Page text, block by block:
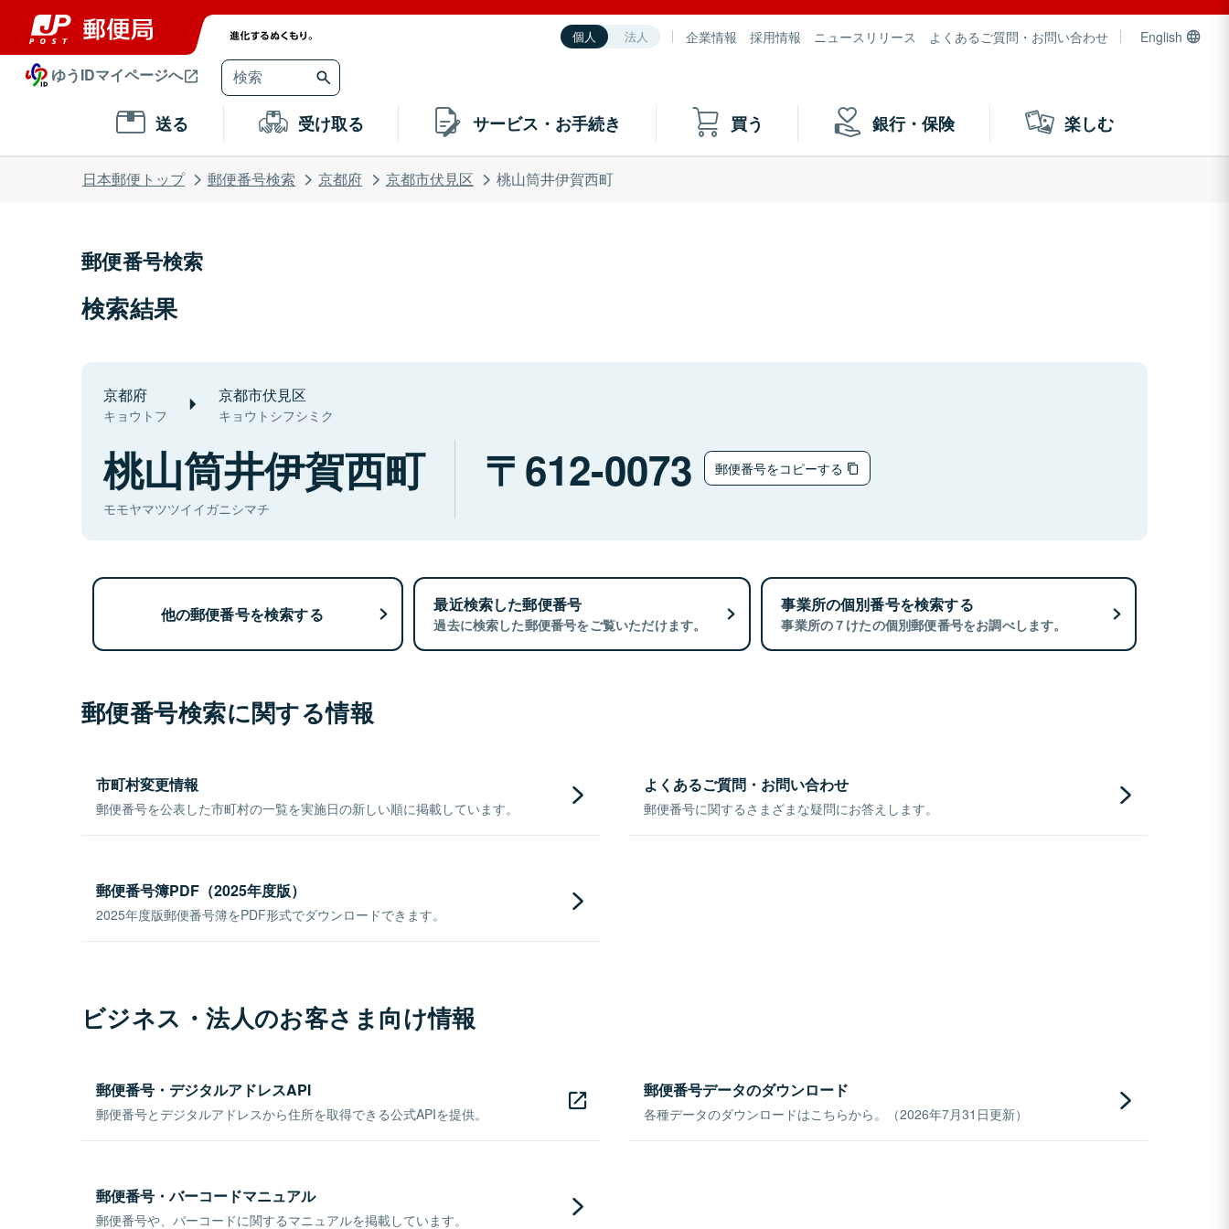
個人 法人 企業情報 採用情報 ニュースリリース よくあるご質問・お問い合わせ English
ゆうIDマイページへ
送る 受け取る サービス・お手続き 買う 銀行・保険 楽しむ
日本郵便トップ 郵便番号検索 京都府 京都市伏見区 桃山筒井伊賀西町
郵便番号検索
検索結果
京都府
キョウトフ
京都市伏見区
キョウトシフシミク
桃山筒井伊賀西町
モモヤマツツイイガニシマチ
612-0073 郵便番号をコピーする
他の郵便番号を検索する 最近検索した郵便番号
過去に検索した郵便番号をご覧いただけます。
事業所の個別番号を検索する
事業所の７けたの個別郵便番号をお調べします。
郵便番号検索に関する情報
市町村変更情報
郵便番号を公表した市町村の一覧を実施日の新しい順に掲載しています。
よくあるご質問・お問い合わせ
郵便番号に関するさまざまな疑問にお答えします。
郵便番号簿PDF（2025年度版）
2025年度版郵便番号簿をPDF形式でダウンロードできます。
ビジネス・法人のお客さま向け情報
郵便番号・デジタルアドレスAPI
郵便番号とデジタルアドレスから住所を取得できる公式APIを提供。
郵便番号データのダウンロード
各種データのダウンロードはこちらから。（2026年7月31日更新）
郵便番号・バーコードマニュアル
郵便番号や、バーコードに関するマニュアルを掲載しています。